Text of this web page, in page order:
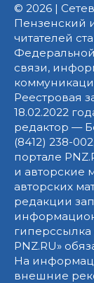
© 2026 |
Пензенский
читателей
связи,
Реестровая
18.02.2022
редактор —
(8412) 238-
портале
и авторские
авторских
редакции
гиперссылка
PNZ.RU»
На
внешние